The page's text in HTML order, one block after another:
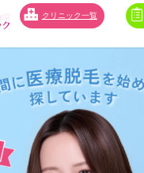
クリニック一覧